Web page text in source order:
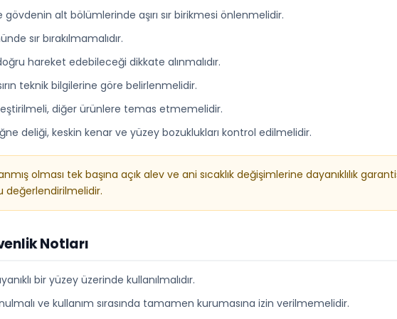
alt bölümlerinde aşırı sır birikmesi önlenmelidir.
sır bırakılmamalıdır.
hareket edebileceği dikkate alınmalıdır.
teknik bilgilerine göre belirlenmelidir.
diğer ürünlere temas etmemelidir.
deliği, keskin kenar ve yüzey bozuklukları kontrol edilmelidir.
olması tek başına açık alev ve ani sıcaklık değişimlerine dayanıklılık
değerlendirilmelidir.
Notları
bir yüzey üzerinde kullanılmalıdır.
ve kullanım sırasında tamamen kurumasına izin verilmemelidir.